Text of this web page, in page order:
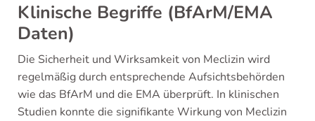
Klinische Begriffe (BfArM/EMA
Daten)
Die Sicherheit und Wirksamkeit von Meclizin wird
regelmäßig durch entsprechende Aufsichtsbehörden
wie das BfArM und die EMA überprüft. In klinischen
Studien konnte die signifikante Wirkung von Meclizin